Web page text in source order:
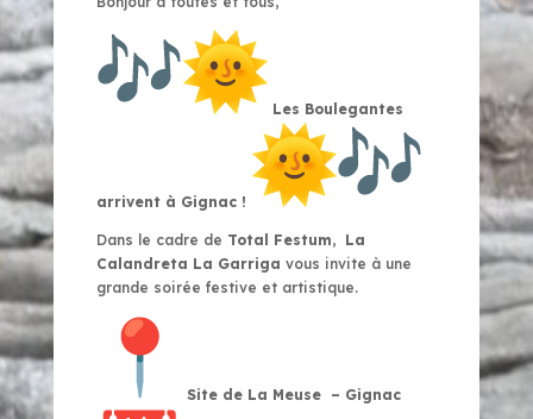
Les Boulegantes
arrivent à Gignac !
Dans le cadre de Total Festum, La
Calandreta La Garriga vous invite à une
grande soirée festive et artistique.
Site de La Meuse – Gignac